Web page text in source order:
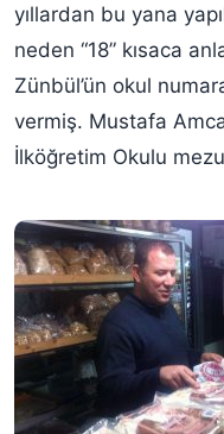
yıllardan bu yana
neden “18” kısaca
Zünbül’ün okul
vermiş. Mustafa
İlköğretim Okulu